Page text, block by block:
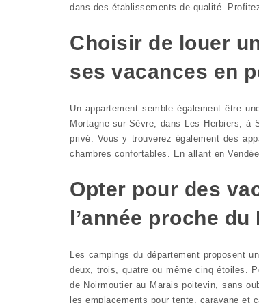
dans des établissements de qualité.
Choisir de louer
ses vacances en
Un appartement semble également être
Mortagne-sur-Sèvre, dans Les Herbiers,
privé. Vous y trouverez également des
chambres confortables. En allant en
Opter pour des
l’année proche du
Les campings du département proposent
deux, trois, quatre ou même cinq étoiles.
de Noirmoutier au Marais poitevin, sans
les emplacements pour tente, caravane et